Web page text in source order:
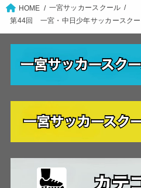
HOME
一宮サッカースクール
第44回 一宮・中日少年サッカースク